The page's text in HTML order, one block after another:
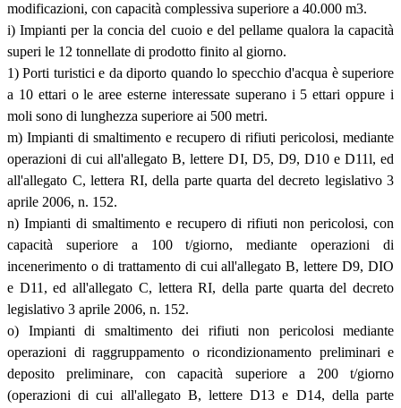
modificazioni, con capacità complessiva superiore a 40.000 m3.
i) Impianti per la concia del cuoio e del pellame qualora la capacità
superi le 12 tonnellate di prodotto finito al giorno.
1) Porti turistici e da diporto quando lo specchio d'acqua è superiore
a 10 ettari o le aree esterne interessate superano i 5 ettari oppure i
moli sono di lunghezza superiore ai 500 metri.
m) Impianti di smaltimento e recupero di rifiuti pericolosi, mediante
operazioni di cui all'allegato B, lettere DI, D5, D9, D10 e D11l, ed
all'allegato C, lettera RI, della parte quarta del decreto legislativo 3
aprile 2006, n. 152.
n) Impianti di smaltimento e recupero di rifiuti non pericolosi, con
capacità superiore a 100 t/giorno, mediante operazioni di
incenerimento o di trattamento di cui all'allegato B, lettere D9, DIO
e D11, ed all'allegato C, lettera RI, della parte quarta del decreto
legislativo 3 aprile 2006, n. 152.
o) Impianti di smaltimento dei rifiuti non pericolosi mediante
operazioni di raggruppamento o ricondizionamento preliminari e
deposito preliminare, con capacità superiore a 200 t/giorno
(operazioni di cui all'allegato B, lettere D13 e D14, della parte